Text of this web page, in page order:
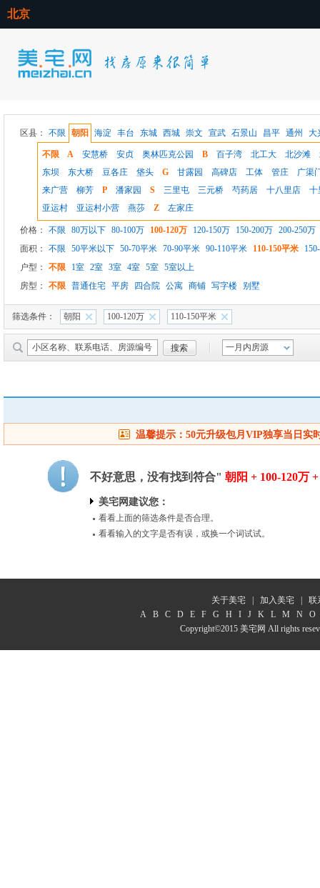
北京
区县： 不限 朝阳 海淀 丰台 东城 西城 崇文 宣武 石景山 昌平 通州 大
不限 A 安慧桥 安贞 奥林匹克公园 B 百子湾 北工大 北沙滩
东坝
东大桥 豆各庄 垡头 G 甘露园 高碑店 工体 管庄
广渠
来广营
柳芳 P 潘家园 S 三里屯 三元桥 芍药居 十八里店
十
亚运村
亚运村小营 燕莎 Z 左家庄
价格： 不限 80万以下 80-100万 100-120万 120-150万 150-200万 200-250万
面积：
不限 50平米以下 50-70平米 70-90平米 90-110平米 110-150平米
户型：
不限 1室 2室 3室 4室 5室 5室以上
房型：
不限 普通住宅 平房 四合院 公寓 商铺 写字楼 别墅
筛选条件： 朝阳 100-120万 110-150平米
一月内房源
温馨提示：50元升级包月VIP独享当日实
不好意思，没有找到符合" 朝阳 + 100-120万
美宅网建议您：
看看上面的筛选条件是否合理。
看看输入的文字是否有误，或换一个词试试。
关于美宅 加入美宅
联
A
B C D E F G H I J K L M N
O
Copyright©2015 美宅网 All rights